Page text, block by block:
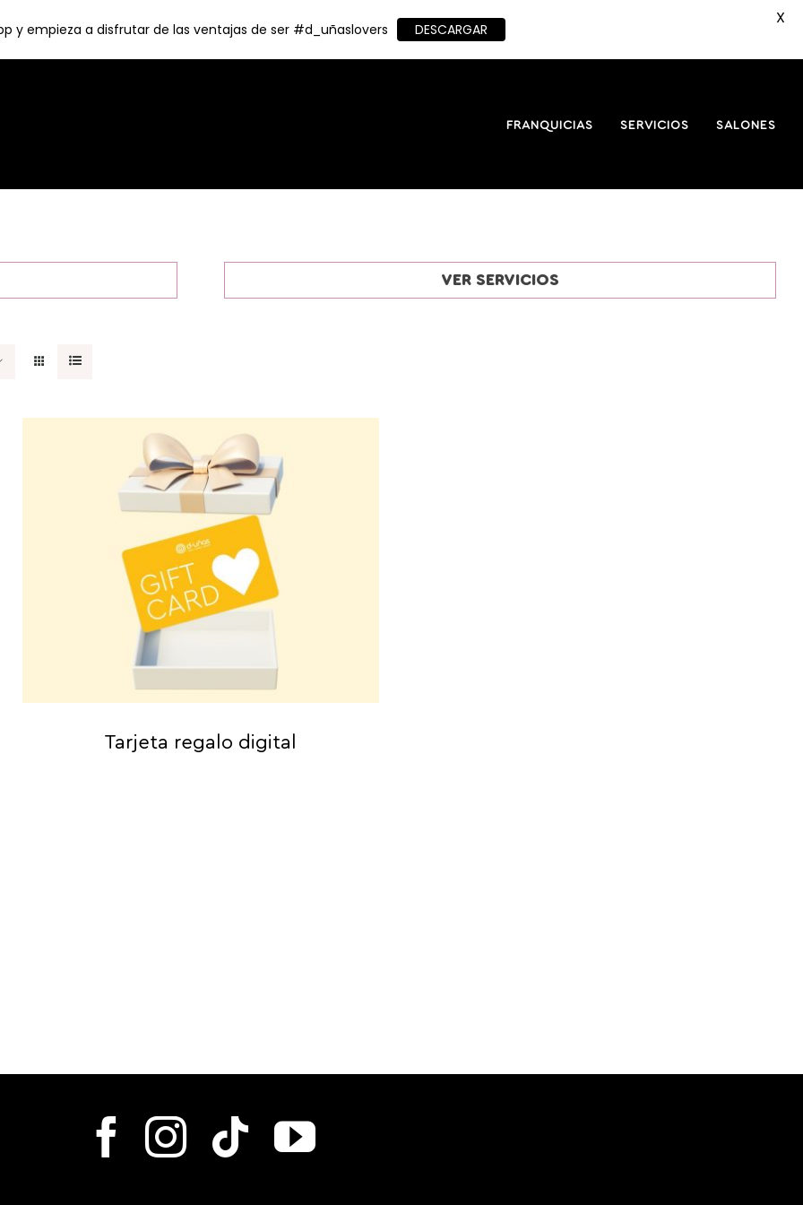
FRANQUICIAS SERVICIOS SALONES
VER SERVICIOS
Tarjeta regalo digital
y empieza a disfrutar de las ventajas de ser #d_uñaslovers DESCARGAR
X